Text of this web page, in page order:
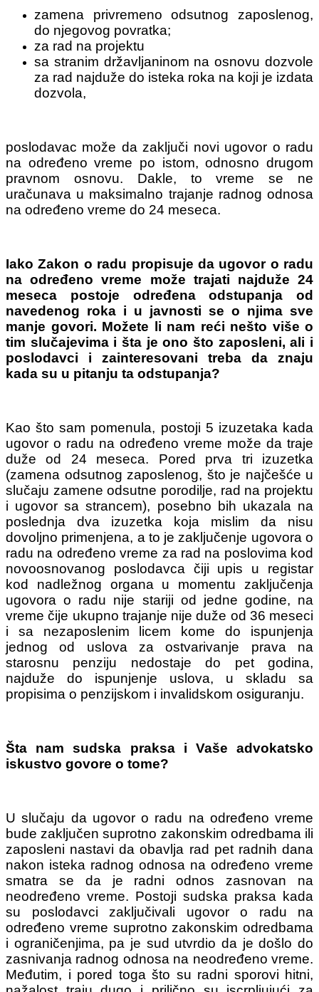
zamena privremeno odsutnog zaposlenog,
do njegovog povratka;
za rad na projektu
sa stranim državljaninom na osnovu dozvole
za rad najduže do isteka roka na koji je izdata
dozvola,
poslodavac može da zaključi novi ugovor o radu
na određeno vreme po istom, odnosno drugom
pravnom osnovu. Dakle, to vreme se ne
uračunava u maksimalno trajanje radnog odnosa
na određeno vreme do 24 meseca.
Iako Zakon o radu propisuje da ugovor o radu
na određeno vreme može trajati najduže 24
meseca postoje određena odstupanja od
navedenog roka i u javnosti se o njima sve
manje govori. Možete li nam reći nešto više o
tim slučajevima i šta je ono što zaposleni, ali i
poslodavci i zainteresovani treba da znaju
kada su u pitanju ta odstupanja?
Kao što sam pomenula, postoji 5 izuzetaka kada
ugovor o radu na određeno vreme može da traje
duže od 24 meseca. Pored prva tri izuzetka
(zamena odsutnog zaposlenog, što je najčešće u
slučaju zamene odsutne porodilje, rad na projektu
i ugovor sa strancem), posebno bih ukazala na
poslednja dva izuzetka koja mislim da nisu
dovoljno primenjena, a to je zaključenje ugovora o
radu na određeno vreme za rad na poslovima kod
novoosnovanog poslodavca čiji upis u registar
kod nadležnog organa u momentu zaključenja
ugovora o radu nije stariji od jedne godine, na
vreme čije ukupno trajanje nije duže od 36 meseci
i sa nezaposlenim licem kome do ispunjenja
jednog od uslova za ostvarivanje prava na
starosnu penziju nedostaje do pet godina,
najduže do ispunjenje uslova, u skladu sa
propisima o penzijskom i invalidskom osiguranju.
Šta nam sudska praksa i Vaše advokatsko
iskustvo govore o tome?
U slučaju da ugovor o radu na određeno vreme
bude zaključen suprotno zakonskim odredbama ili
zaposleni nastavi da obavlja rad pet radnih dana
nakon isteka radnog odnosa na određeno vreme
smatra se da je radni odnos zasnovan na
neodređeno vreme. Postoji sudska praksa kada
su poslodavci zaključivali ugovor o radu na
određeno vreme suprotno zakonskim odredbama
i ograničenjima, pa je sud utvrdio da je došlo do
zasnivanja radnog odnosa na neodređeno vreme.
Međutim, i pored toga što su radni sporovi hitni,